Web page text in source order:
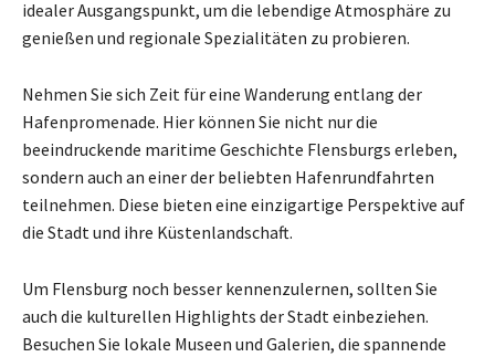
idealer Ausgangspunkt, um die lebendige Atmosphäre zu
genießen und regionale Spezialitäten zu probieren.
Nehmen Sie sich Zeit für eine Wanderung entlang der
Hafenpromenade. Hier können Sie nicht nur die
beeindruckende maritime Geschichte Flensburgs erleben,
sondern auch an einer der beliebten Hafenrundfahrten
teilnehmen. Diese bieten eine einzigartige Perspektive auf
die Stadt und ihre Küstenlandschaft.
Um Flensburg noch besser kennenzulernen, sollten Sie
auch die kulturellen Highlights der Stadt einbeziehen.
Besuchen Sie lokale Museen und Galerien, die spannende